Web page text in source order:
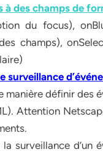
à des champs de
du focus),
champs),
surveillance
manière définir des
Attention
la surveillance